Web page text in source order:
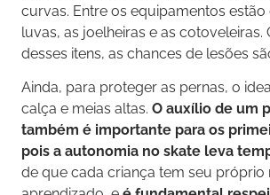
curvas. Entre os equipamentos estão
luvas, as joelheiras e as cotoveleiras.
desses itens, as chances de lesões
Ainda, para proteger as pernas, o
calça e meias altas. O auxílio de um
também é importante para os
pois a autonomia no skate leva
de que cada criança tem seu próprio